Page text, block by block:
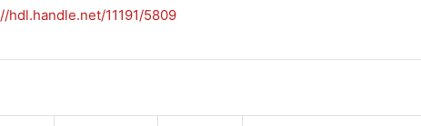
hdl.handle.net/11191/5809